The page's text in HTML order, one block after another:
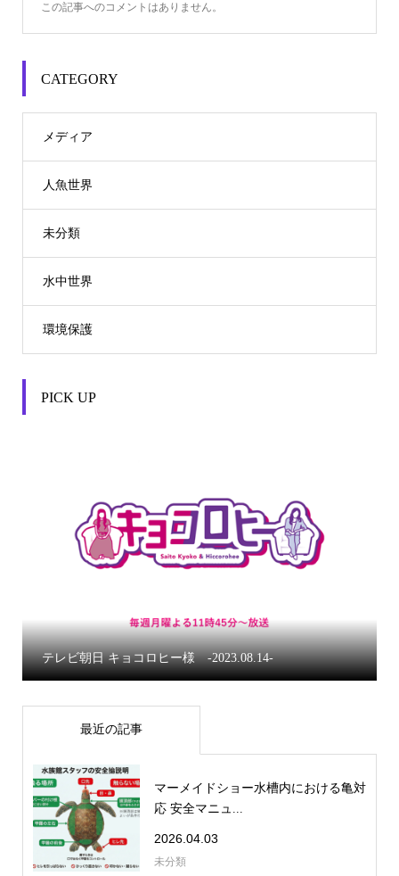
この記事へのコメントはありません。
CATEGORY
メディア
人魚世界
未分類
水中世界
環境保護
PICK UP
テレビ朝日 キョコロヒー様 -2023.08.14-
最近の記事
マーメイドショー水槽内における亀対
応 安全マニュ...
2026.04.03
未分類